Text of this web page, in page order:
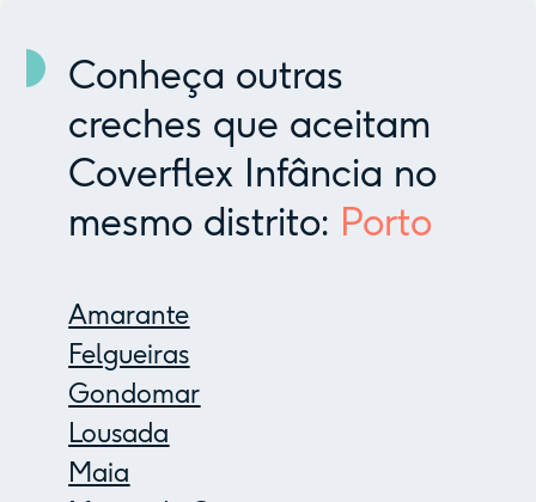
Conheça outras
creches que aceitam
Coverflex Infância no
mesmo distrito: Porto
Amarante
Felgueiras
Gondomar
Lousada
Maia